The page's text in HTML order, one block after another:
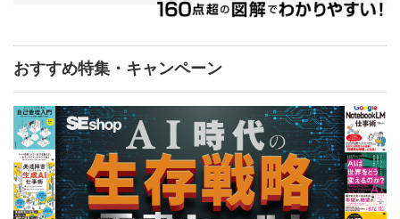
おすすめ特集・キャンペーン